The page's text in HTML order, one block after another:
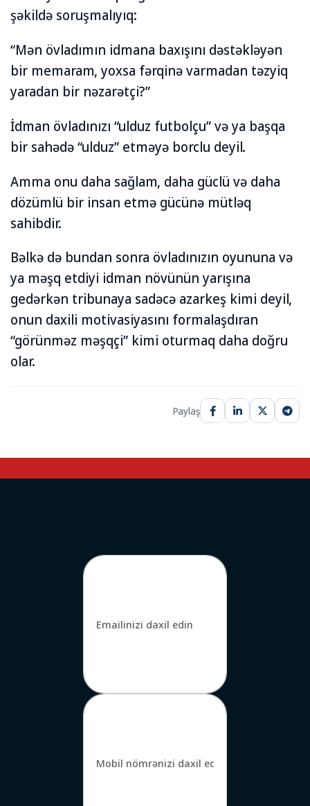
şəkildə soruşmalıyıq:
“Mən övladımın idmana baxışını dəstəkləyən
bir memaram, yoxsa fərqinə varmadan təzyiq
yaradan bir nəzarətçi?”
İdman övladınızı “ulduz futbolçu” və ya başqa
bir sahədə “ulduz” etməyə borclu deyil.
Amma onu daha sağlam, daha güclü və daha
dözümlü bir insan etmə gücünə mütləq
sahibdir.
Bəlkə də bundan sonra övladınızın oyununa və
ya məşq etdiyi idman növünün yarışına
gedərkən tribunaya sadəcə azarkeş kimi deyil,
onun daxili motivasiyasını formalaşdıran
“görünməz məşqçi” kimi oturmaq daha doğru
olar.
Paylaş